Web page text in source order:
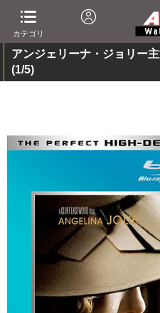
カテゴリ
アンジェリーナ・ジョリー
(1/5)